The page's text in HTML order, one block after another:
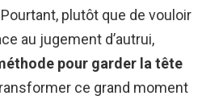
plutôt que de vouloir
au jugement d’autrui,
pour garder la tête
ce grand moment